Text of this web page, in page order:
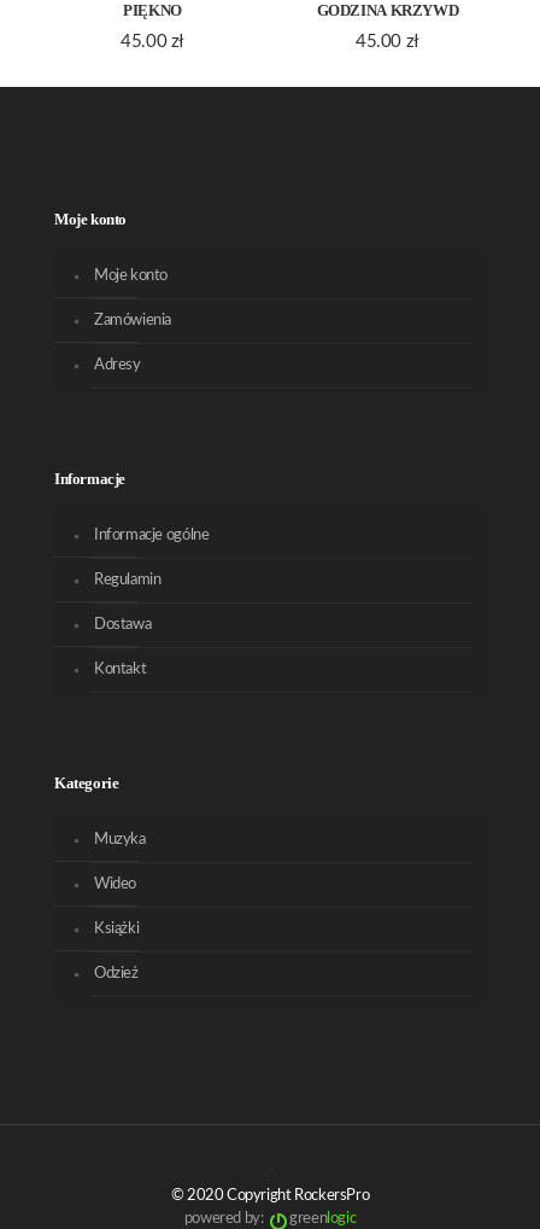
PIĘKNO
45.00 zł
GODZINA KRZYWD
45.00 zł
Moje konto
Moje konto
Zamówienia
Adresy
Informacje
Informacje ogólne
Regulamin
Dostawa
Kontakt
Kategorie
Muzyka
Wideo
Książki
Odzież
© 2020 Copyright RockersPro
powered by:
greenlogic